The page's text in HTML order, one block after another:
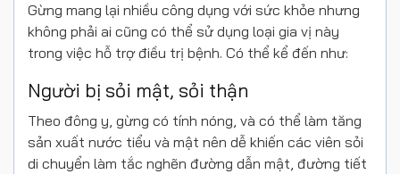
Gừng mang lại nhiều công dụng với sức khỏe nhưng
không phải ai cũng có thể sử dụng loại gia vị này
trong việc hỗ trợ điều trị bệnh. Có thể kể đến như:
Người bị sỏi mật, sỏi thận
Theo đông y, gừng có tính nóng, và có thể làm tăng
sản xuất nước tiểu và mật nên dễ khiến các viên sỏi
di chuyển làm tắc nghẽn đường dẫn mật, đường tiết